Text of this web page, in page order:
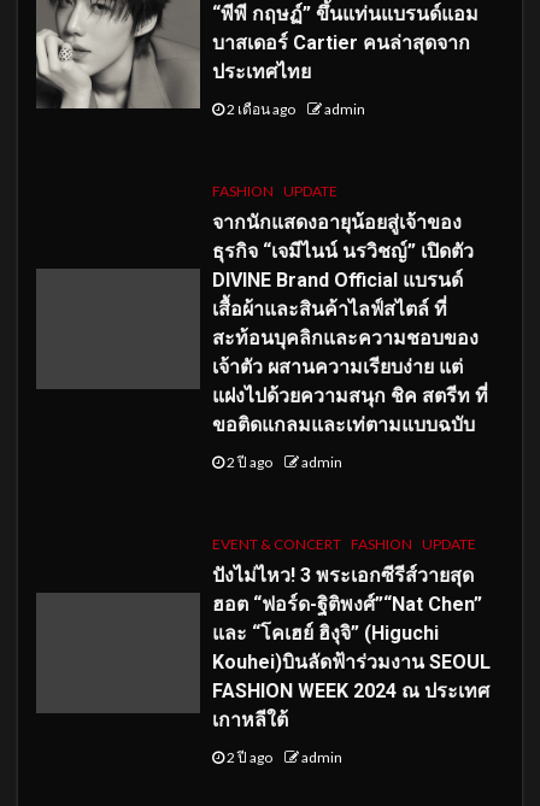
“พีพี กฤษฏ์” ขึ้นแท่นแบรนด์แอม
บาสเดอร์ Cartier คนล่าสุดจาก
ประเทศไทย
2 เดือน ago admin
FASHION UPDATE
จากนักแสดงอายุน้อยสู่เจ้าของ
ธุรกิจ “เจมีไนน์ นรวิชญ์” เปิดตัว
DIVINE Brand Official แบรนด์
เสื้อผ้าและสินค้าไลฟ์สไตล์ ที่
สะท้อนบุคลิกและความชอบของ
เจ้าตัว ผสานความเรียบง่าย แต่
แฝงไปด้วยความสนุก ชิค สตรีท ที่
ขอติดแกลมและเท่ตามแบบฉบับ
2 ปี ago admin
EVENT & CONCERT FASHION UPDATE
ปังไม่ไหว! 3 พระเอกซีรีส์วายสุด
ฮอต “ฟอร์ด-ฐิติพงศ์”“Nat Chen”
และ “โคเฮย์ ฮิงุจิ” (Higuchi
Kouhei)บินลัดฟ้าร่วมงาน SEOUL
FASHION WEEK 2024 ณ ประเทศ
เกาหลีใต้
2 ปี ago admin